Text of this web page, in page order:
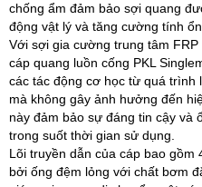
chống ẩm đảm bảo sợi quang
động vật lý và tăng cường tính
Với sợi gia cường trung tâm FRP
cáp quang luồn cống PKL
các tác động cơ học từ quá trình
mà không gây ảnh hưởng đến
này đảm bảo sự đáng tin cậy và
trong suốt thời gian sử dụng.
Lõi truyền dẫn của cáp bao
bởi ống đệm lỏng với chất bơm